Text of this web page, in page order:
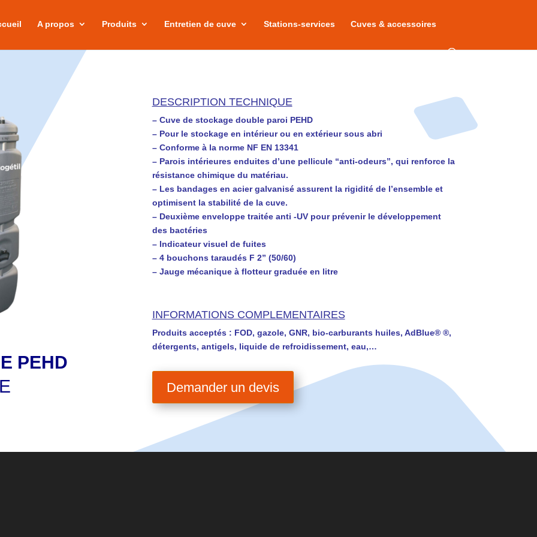
A propos Produits Entretien de cuve Stations-services Cuves & accessoires
PEHD
DESCRIPTION TECHNIQUE
– Cuve de stockage double paroi PEHD
– Pour le stockage en intérieur ou en extérieur sous abri
– Conforme à la norme NF EN 13341
– Parois intérieures enduites d’une pellicule “anti-odeurs”, qui renforce la
résistance chimique du matériau.
– Les bandages en acier galvanisé assurent la rigidité de l’ensemble et
optimisent la stabilité de la cuve.
– Deuxième enveloppe traitée anti -UV pour prévenir le développement
des bactéries
– Indicateur visuel de fuites
– 4 bouchons taraudés F 2” (50/60)
– Jauge mécanique à flotteur graduée en litre
INFORMATIONS COMPLEMENTAIRES
Produits acceptés : FOD, gazole, GNR, bio-carburants huiles, AdBlue® ®,
détergents, antigels, liquide de refroidissement, eau,…
Demander un devis